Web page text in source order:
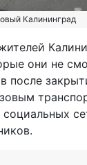
Калининград
они не
после